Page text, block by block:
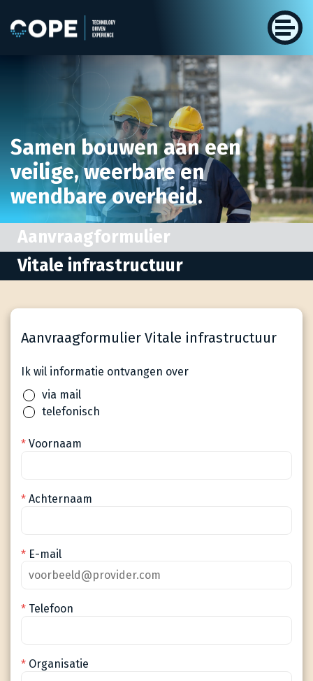
Samen bouwen aan een
veilige,weerbare en
wendbare overheid.
Aanvraagformulier
Vitale infrastructuur
Aanvraagformulier Vitale infrastructuur
Ik wil informatie ontvangen over
via mail
telefonisch
* Voornaam
* Achternaam
* E-mail
* Telefoon
* Organisatie